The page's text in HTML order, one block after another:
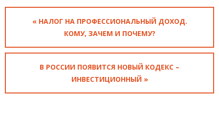
« НАЛОГ НА ПРОФЕССИОНАЛЬНЫЙ ДОХОД.
КОМУ, ЗАЧЕМ И ПОЧЕМУ?
В РОССИИ ПОЯВИТСЯ НОВЫЙ КОДЕКС –
ИНВЕСТИЦИОННЫЙ »